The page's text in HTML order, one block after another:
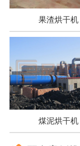
果渣烘干机
煤泥烘干机